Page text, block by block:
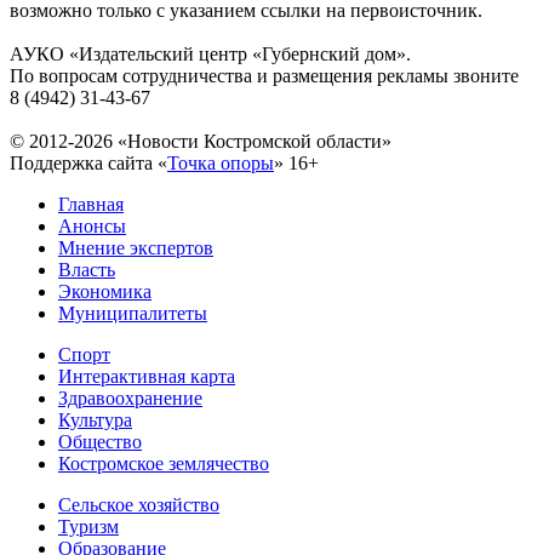
возможно только с указанием ссылки на первоисточник.
АУКО «Издательский центр «Губернский дом».
По вопросам сотрудничества и размещения рекламы звоните
8 (4942) 31-43-67
© 2012-2026 «Новости Костромской области»
Поддержка сайта «Точка опоры» 16+
Главная
Анонсы
Мнение экспертов
Власть
Экономика
Муниципалитеты
Спорт
Интерактивная карта
Здравоохранение
Культура
Общество
Костромское землячество
Сельское хозяйство
Туризм
Образование